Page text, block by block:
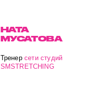
НАТА
МУСАТОВА
Тренер сети студий
SMSTRETCHING